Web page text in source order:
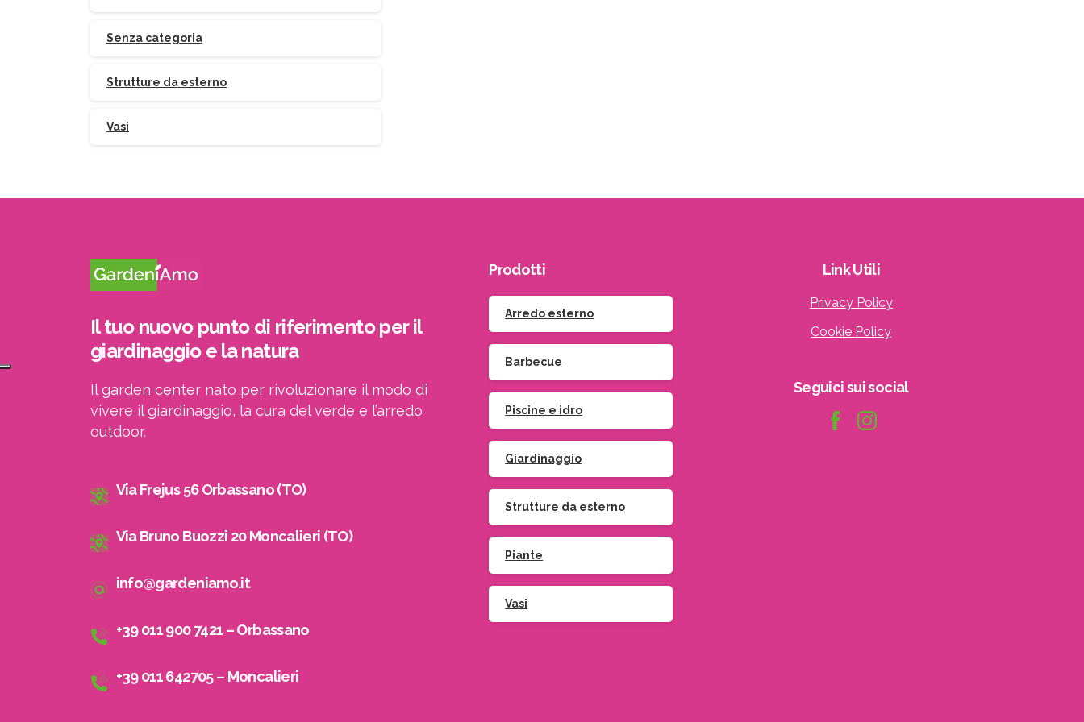
Senza categoria
Strutture da esterno
Vasi
Il tuo nuovo punto di riferimento per il
giardinaggio e la natura
Il garden center nato per rivoluzionare il modo di
vivere il giardinaggio, la cura del verde e l’arredo
outdoor.
Via Frejus 56 Orbassano (TO)
Via Bruno Buozzi 20 Moncalieri (TO)
info@gardeniamo.it
+39 011 900 7421 – Orbassano
+39 011 642705 – Moncalieri
Prodotti
Arredo esterno
Barbecue
Piscine e idro
Giardinaggio
Strutture da esterno
Piante
Vasi
LinkUtili
Privacy Policy
Cookie Policy
Seguicisuisocial